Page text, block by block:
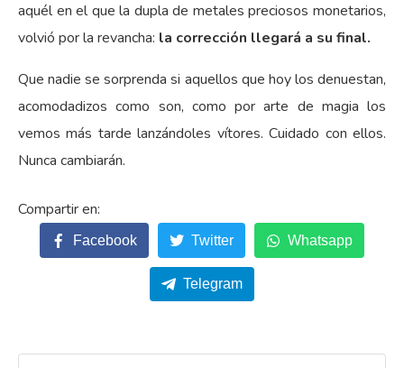
aquél en el que la dupla de metales preciosos monetarios,
volvió por la revancha: la corrección llegará a su final.
Que nadie se sorprenda si aquellos que hoy los denuestan,
acomodadizos como son, como por arte de magia los
vemos más tarde lanzándoles vítores. Cuidado con ellos.
Nunca cambiarán.
Facebook Twitter Whatsapp
Telegram